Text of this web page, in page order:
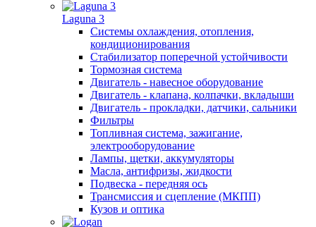
Laguna 3
Системы охлаждения, отопления,
кондиционирования
Стабилизатор поперечной устойчивости
Тормозная система
Двигатель - навесное оборудование
Двигатель - клапана, колпачки, вкладыши
Двигатель - прокладки, датчики, сальники
Фильтры
Топливная система, зажигание,
электрооборудование
Лампы, щетки, аккумуляторы
Масла, антифризы, жидкости
Подвеска - передняя ось
Трансмиссия и сцепление (МКПП)
Кузов и оптика